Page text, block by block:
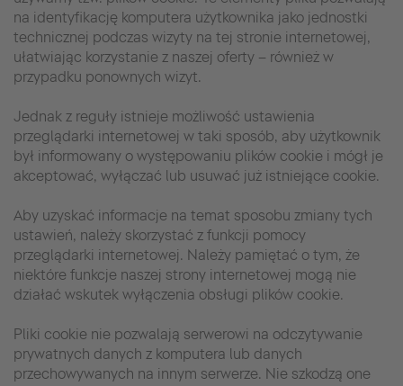
na identyfikację komputera użytkownika jako jednostki
technicznej podczas wizyty na tej stronie internetowej,
ułatwiając korzystanie z naszej oferty – również w
przypadku ponownych wizyt.
Jednak z reguły istnieje możliwość ustawienia
przeglądarki internetowej w taki sposób, aby użytkownik
był informowany o występowaniu plików cookie i mógł je
akceptować, wyłączać lub usuwać już istniejące cookie.
Aby uzyskać informacje na temat sposobu zmiany tych
ustawień, należy skorzystać z funkcji pomocy
przeglądarki internetowej. Należy pamiętać o tym, że
niektóre funkcje naszej strony internetowej mogą nie
działać wskutek wyłączenia obsługi plików cookie.
Pliki cookie nie pozwalają serwerowi na odczytywanie
prywatnych danych z komputera lub danych
przechowywanych na innym serwerze. Nie szkodzą one